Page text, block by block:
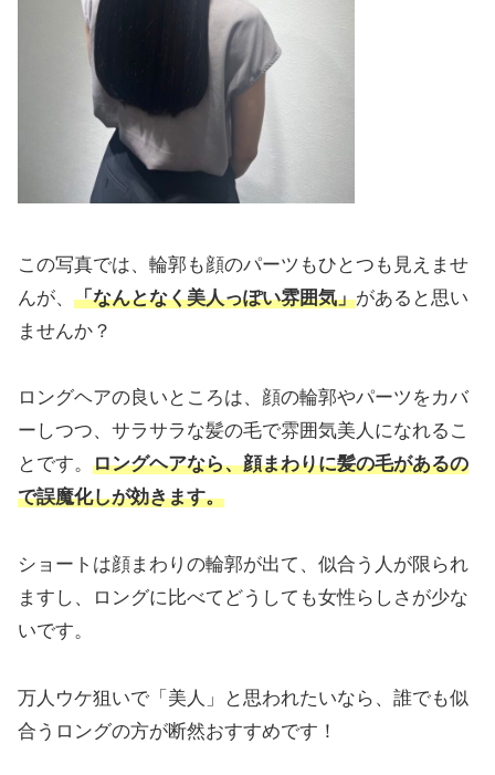
この写真では、輪郭も顔のパーツもひとつも見えませ
んが、 「なんとなく美人っぽい雰囲気」があると思い
ませんか？
ロングヘアの良いところは、顔の輪郭やパーツをカバ
ーしつつ、サラサラな髪の毛で雰囲気美人になれるこ
とです。 ロングヘアなら、顔まわりに髪の毛があるの
で誤魔化しが効きます。
ショートは顔まわりの輪郭が出て、似合う人が限られ
ますし、ロングに比べてどうしても女性らしさが少な
いです。
万人ウケ狙いで「美人」と思われたいなら、誰でも似
合うロングの方が断然おすすめです！